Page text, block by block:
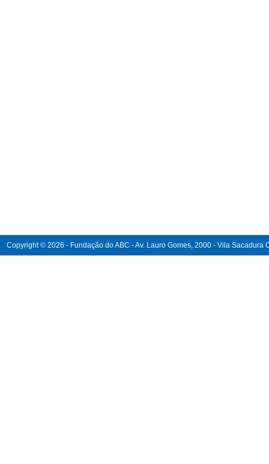
Copyright © 2026 - Fundação do ABC - Av. Lauro Gomes, 2000 - Vila